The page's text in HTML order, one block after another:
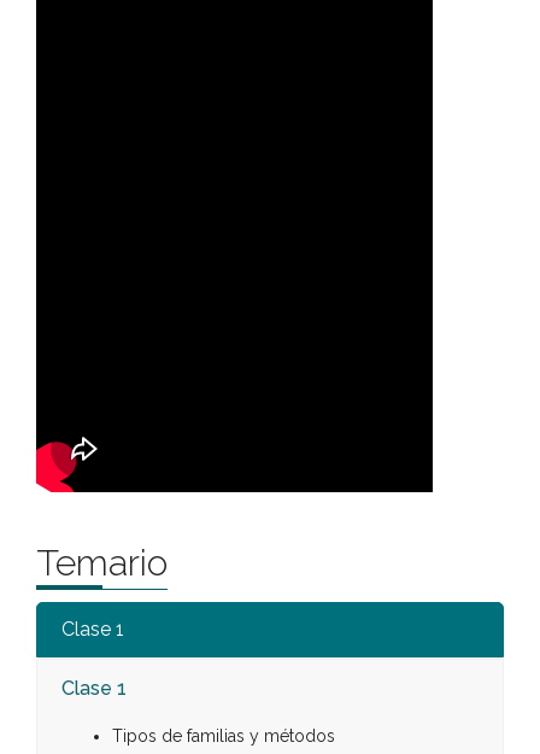
Temario
Clase 1
Clase 1
Tipos de familias y métodos